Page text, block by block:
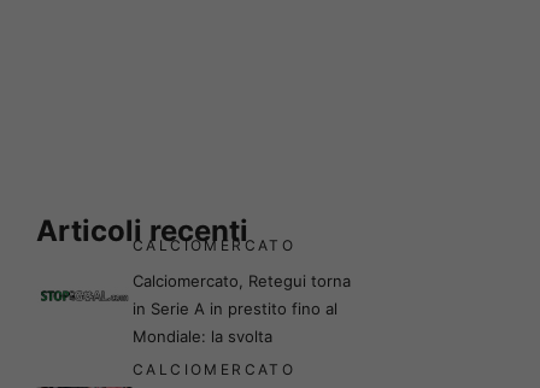
Articoli recenti
CALCIOMERCATO
Calciomercato, Retegui torna
in Serie A in prestito fino al
Mondiale: la svolta
CALCIOMERCATO